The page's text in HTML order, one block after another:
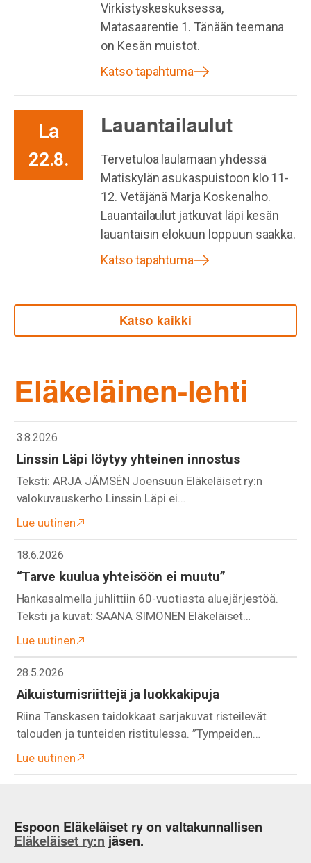
Virkistyskeskuksessa,
Matasaarentie 1. Tänään teemana
on Kesän muistot.
Katso tapahtuma
La
22.8.
Lauantailaulut
Tervetuloa laulamaan yhdessä
Matiskylän asukaspuistoon klo 11-
12. Vetäjänä Marja Koskenalho.
Lauantailaulut jatkuvat läpi kesän
lauantaisin elokuun loppuun saakka.
Katso tapahtuma
Katso kaikki
Eläkeläinen-lehti
3.8.2026
Linssin Läpi löytyy yhteinen innostus
Teksti: ARJA JÄMSÉN Joensuun Eläkeläiset ry:n
valokuvauskerho Linssin Läpi ei…
Lue uutinen
18.6.2026
“Tarve kuulua yhteisöön ei muutu”
Hankasalmella juhlittiin 60-vuotiasta aluejärjestöä.
Teksti ja kuvat: SAANA SIMONEN Eläkeläiset…
Lue uutinen
28.5.2026
Aikuistumisriittejä ja luokkakipuja
Riina Tanskasen taidokkaat sarjakuvat risteilevät
talouden ja tunteiden ristitulessa. ”Tympeiden…
Lue uutinen
Espoon Eläkeläiset ry on valtakunnallisen
Eläkeläiset ry:n jäsen.